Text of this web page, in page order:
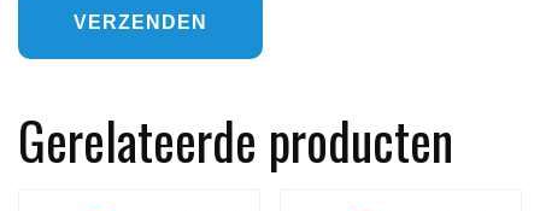
Gerelateerde producten